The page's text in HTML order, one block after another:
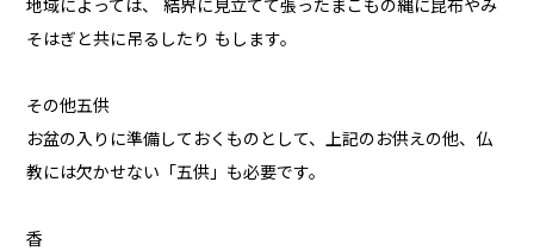
地域によっては、 結界に見立てて張ったまこもの縄に昆布やみ
そはぎと共に吊るしたり もします。
その他五供
お盆の入りに準備しておくものとして、上記のお供えの他、仏
教には欠かせない「五供」も必要です。
香